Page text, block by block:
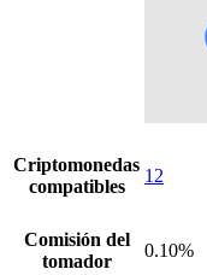
Criptomonedas
compatibles
12
Comisión del
tomador
0.10%